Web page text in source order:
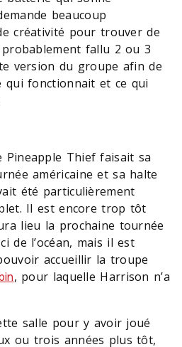
beaucoup
créativité pour trouver de
fallu 2 ou 3
version du groupe afin de
qui fonctionnait et ce qui
Pineapple Thief faisait sa
américaine et sa halte
été particulièrement
Il est encore trop tôt
lieu la prochaine tournée
de l’océan, mais il est
accueillir la troupe
, pour laquelle Harrison n’a
salle pour y avoir joué
ou trois années plus tôt,